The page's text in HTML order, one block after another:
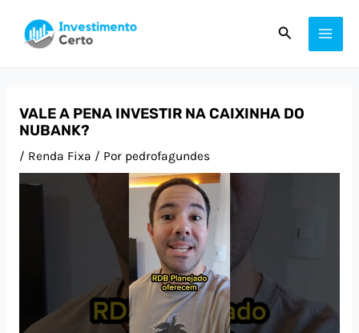
para
Pesquisar
VALE A PENA INVESTIR NA CAIXINHA DO
NUBANK?
/ Renda Fixa / Por pedrofagundes
navigation